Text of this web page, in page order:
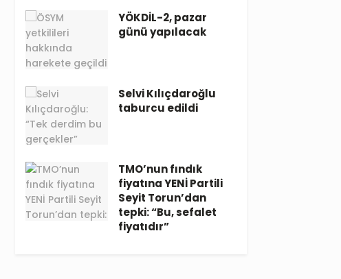
YÖKDİL-2, pazar
günü yapılacak
Selvi Kılıçdaroğlu
taburcu edildi
TMO’nun fındık
fiyatına YENİ Partili
Seyit Torun’dan
tepki: “Bu, sefalet
fiyatıdır”